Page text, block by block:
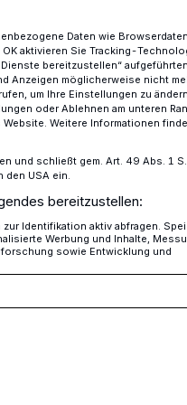
in
Daten wie
aktivieren Sie Tracking-
bereitzustellen“ aufgeführten
Anzeigen möglicherweise nicht
um Ihre Einstellungen zu
oder Ablehnen am unteren
Weitere Informationen
und schließt gem. Art. 49 Abs. 1 S.
den USA ein.
bereitzustellen:
Identifikation aktiv abfragen.
Werbung und Inhalte,
sowie Entwicklung und